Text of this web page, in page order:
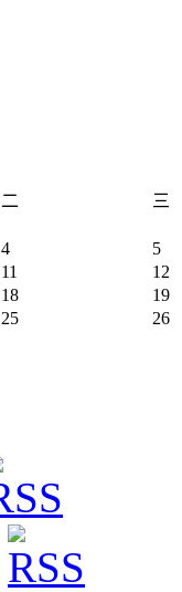
二 三
4
5
11
12
18
19
25
26